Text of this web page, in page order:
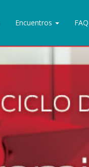
Encuentros FAQ